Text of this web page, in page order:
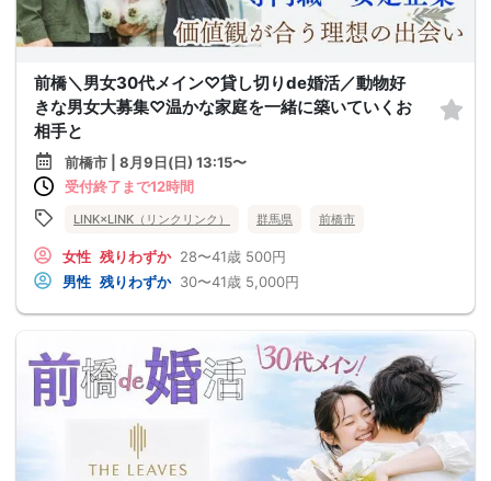
前橋＼男女30代メイン♡貸し切りde婚活／動物好
きな男女大募集♡温かな家庭を一緒に築いていくお
相手と
前橋市 | 8月9日(日) 13:15〜
受付終了まで12時間
LINK×LINK（リンクリンク） 群馬県 前橋市
女性 残りわずか 28〜41歳 500円
男性 残りわずか 30〜41歳 5,000円